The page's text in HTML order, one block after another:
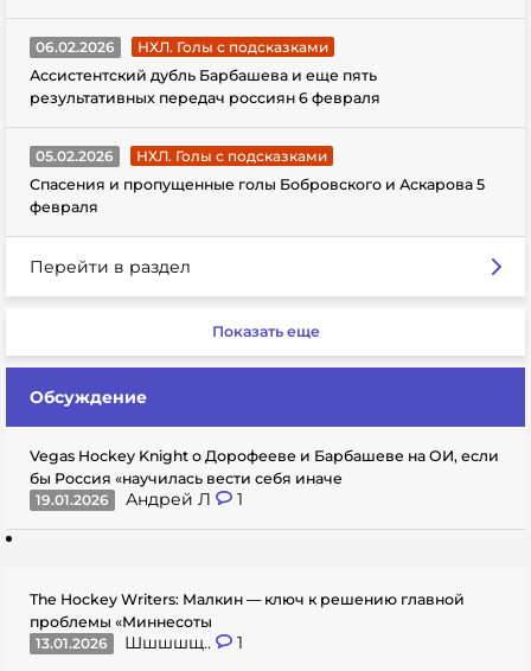
06.02.2026
НХЛ. Голы с подсказками
Ассистентский дубль Барбашева и еще пять
результативных передач россиян 6 февраля
05.02.2026
НХЛ. Голы с подсказками
Спасения и пропущенные голы Бобровского и Аскарова 5
февраля
Перейти в раздел
Показать еще
Обсуждение
Vegas Hockey Knight о Дорофееве и Барбашеве на ОИ, если
бы Россия «научилась вести себя иначе
19.01.2026
Андрей Л 1
The Hockey Writers: Малкин — ключ к решению главной
проблемы «Миннесоты
13.01.2026
Шшшшщ.. 1